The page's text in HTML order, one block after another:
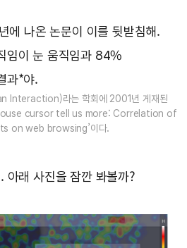
에 나온 논문이 이를 뒷받침해.
임이 눈 움직임과 84%
과*야.
Interaction)라는 학회에 2001년 게재된
cursor tell us more: Correlation of
on web browsing’이다.
아래 사진을 잠깐 봐볼까?